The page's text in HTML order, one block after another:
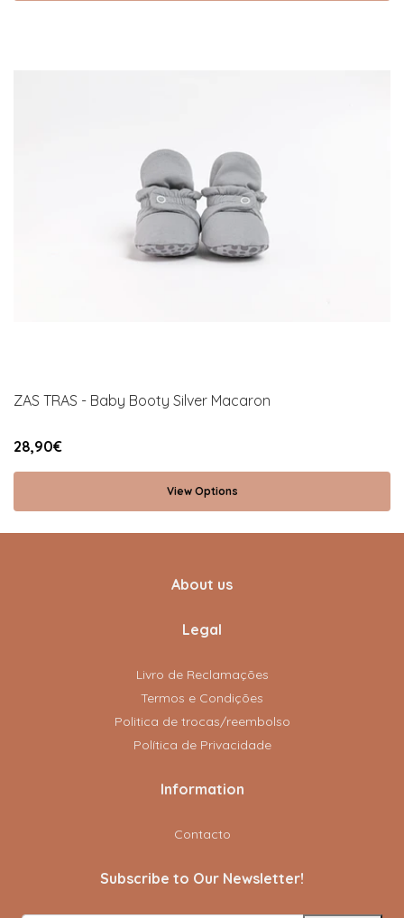
ZAS TRAS - Baby Booty Silver Macaron
28,90€
View Options
About us
Legal
Livro de Reclamações
Termos e Condições
Politica de trocas/reembolso
Política de Privacidade
Information
Contacto
Subscribe to Our Newsletter!